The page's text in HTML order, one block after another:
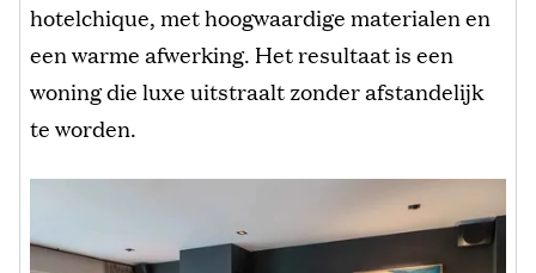
hotelchique, met hoogwaardige materialen en
een warme afwerking. Het resultaat is een
woning die luxe uitstraalt zonder afstandelijk
te worden.